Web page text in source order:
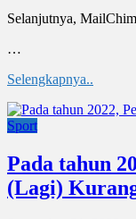
Selanjutnya,
…
Selengkapnya..
Sport
Pada tahun
(Lagi)